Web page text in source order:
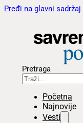
Pređi na glavni sadržaj
Pretraga
Početna
Najnovije
Vesti